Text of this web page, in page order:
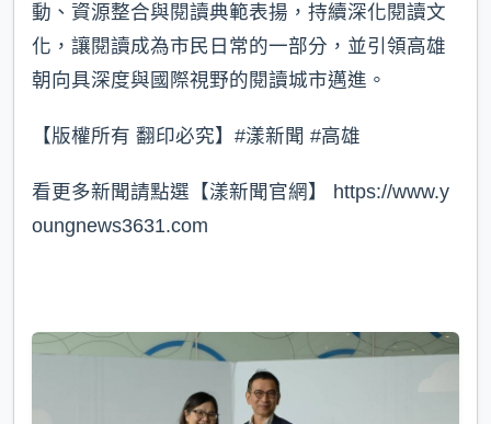
動、資源整合與閱讀典範表揚，持續深化閱讀文
化，讓閱讀成為市民日常的一部分，並引領高雄
朝向具深度與國際視野的閱讀城市邁進。
【版權所有 翻印必究】#漾新聞 #高雄
看更多新聞請點選【漾新聞官網】 https://www.y
oungnews3631.com⁠